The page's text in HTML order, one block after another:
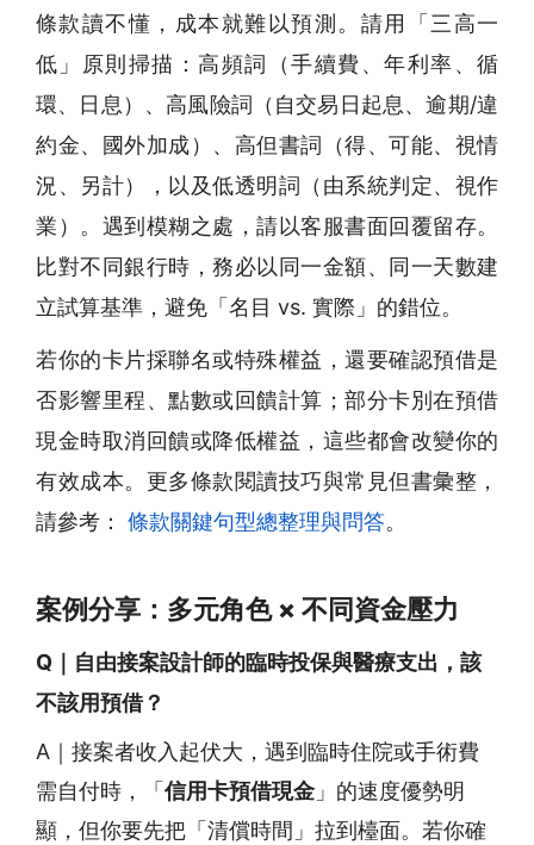
條款讀不懂，成本就難以預測。請用「三高一
低」原則掃描：高頻詞（手續費、年利率、循
環、日息）、高風險詞（自交易日起息、逾期/違
約金、國外加成）、高但書詞（得、可能、視情
況、另計），以及低透明詞（由系統判定、視作
業）。遇到模糊之處，請以客服書面回覆留存。
比對不同銀行時，務必以同一金額、同一天數建
立試算基準，避免「名目 vs. 實際」的錯位。
若你的卡片採聯名或特殊權益，還要確認預借是
否影響里程、點數或回饋計算；部分卡別在預借
現金時取消回饋或降低權益，這些都會改變你的
有效成本。更多條款閱讀技巧與常見但書彙整，
請參考：
條款關鍵句型總整理與問答。
案例分享：多元角色 × 不同資金壓力
Q｜自由接案設計師的臨時投保與醫療支出，該
不該用預借？
A｜接案者收入起伏大，遇到臨時住院或手術費
需自付時，「 信用卡預借現金」的速度優勢明
顯，但你要先把「清償時間」拉到檯面。若你確